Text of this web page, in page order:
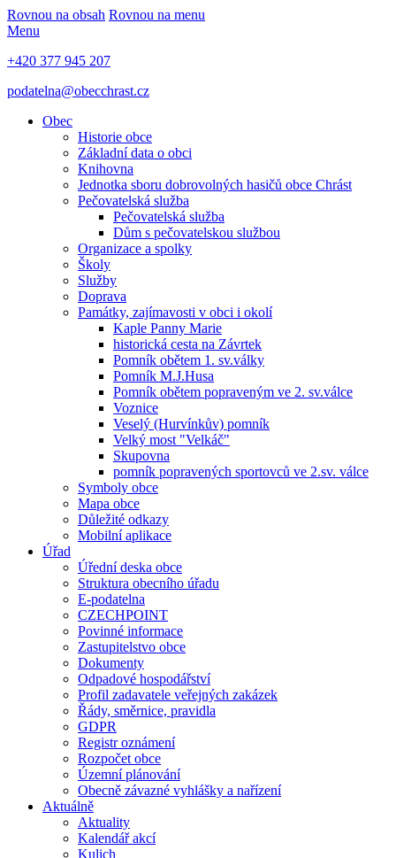
Rovnou na obsah Rovnou na menu
Menu
+420 377 945 207
podatelna@obecchrast.cz
Obec
Historie obce
Základní data o obci
Knihovna
Jednotka sboru dobrovolných hasičů obce Chrást
Pečovatelská služba
Pečovatelská služba
Dům s pečovatelskou službou
Organizace a spolky
Školy
Služby
Doprava
Památky, zajímavosti v obci i okolí
Kaple Panny Marie
historická cesta na Závrtek
Pomník obětem 1. sv.války
Pomník M.J.Husa
Pomník obětem popraveným ve 2. sv.válce
Voznice
Veselý (Hurvínkův) pomník
Velký most "Velkáč"
Skupovna
pomník popravených sportovců ve 2.sv. válce
Symboly obce
Mapa obce
Důležité odkazy
Mobilní aplikace
Úřad
Úřední deska obce
Struktura obecního úřadu
E-podatelna
CZECHPOINT
Povinné informace
Zastupitelstvo obce
Dokumenty
Odpadové hospodářství
Profil zadavatele veřejných zakázek
Řády, směrnice, pravidla
GDPR
Registr oznámení
Rozpočet obce
Územní plánování
Obecně závazné vyhlášky a nařízení
Aktuálně
Aktuality
Kalendář akcí
Kulich